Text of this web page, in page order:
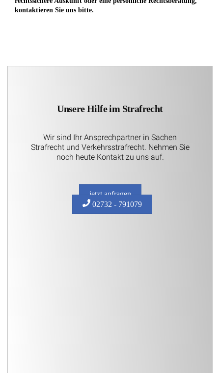
kontaktieren Sie uns bitte.
Unsere Hilfe im Strafrecht
Wir sind Ihr Ansprechpartner in Sachen
Strafrecht und Verkehrsstrafrecht. Nehmen Sie
noch heute Kontakt zu uns auf.
jetzt anfragen
02732 - 791079